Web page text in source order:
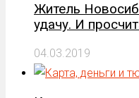
Житель
удачу. И
04.03.2019